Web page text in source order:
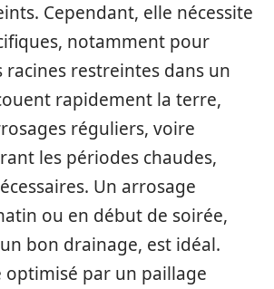
Cependant, elle nécessite
notamment pour
racines restreintes dans un
rapidement la terre,
réguliers, voire
les périodes chaudes,
Un arrosage
ou en début de soirée,
bon drainage, est idéal.
optimisé par un paillage